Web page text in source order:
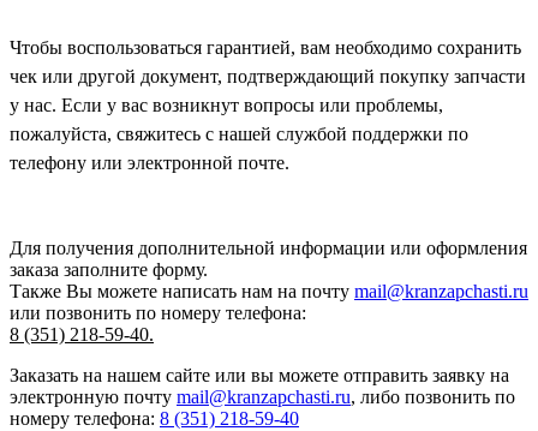
Чтобы воспользоваться гарантией, вам необходимо сохранить
чек или другой документ, подтверждающий покупку запчасти
у нас. Если у вас возникнут вопросы или проблемы,
пожалуйста, свяжитесь с нашей службой поддержки по
телефону или электронной почте.
Для получения дополнительной информации или оформления
заказа заполните форму.
Также Вы можете написать нам на почту mail@kranzapchasti.ru
или позвонить по номеру телефона:
8 (351) 218-59-40.
Заказать на нашем сайте или вы можете отправить заявку на
электронную почту mail@kranzapchasti.ru, либо позвонить по
номеру телефона: 8 (351) 218-59-40